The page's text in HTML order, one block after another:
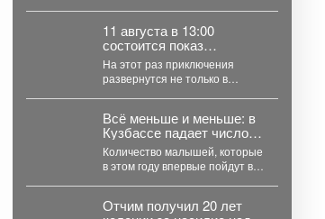
руб
Лук репчатый
3010руб
Грибы
239
11 августа в 13:00
состоится показ
двенадцатого
полнометражного
мультфильма из
знаменитой
«богатырской»
франшизы - «Три
богатыря и Пуп Земли»
(2023).
На этот раз приключения
развернутся не только в
Всё меньше и меньше: в
Кузбассе падает число
первоклассников
Количество малышей, которые
в этом году впервые пойдут в
Отчим получил 20 лет